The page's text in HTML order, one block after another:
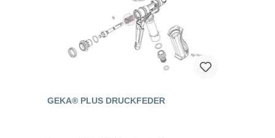
GEKA® PLUS DRUCKFEDER